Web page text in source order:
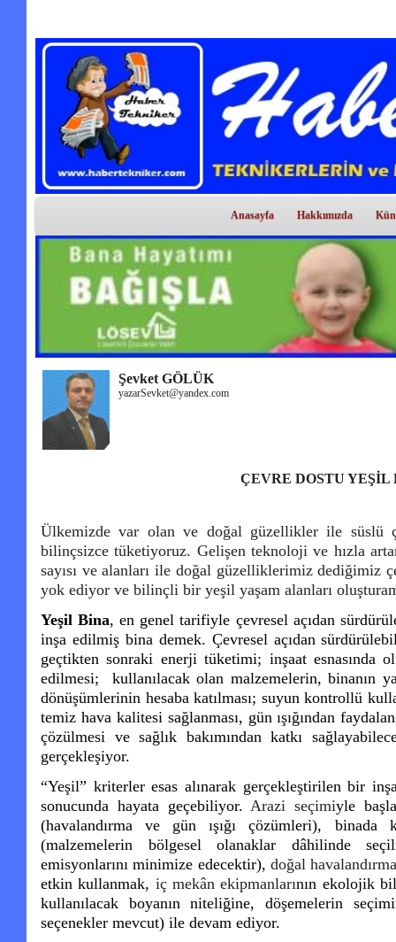
Anasayfa Hakkımızda
Şevket GÖLÜK
yazarSevket@yandex.com
ÇEVRE DOSTU
Ülkemizde var olan ve doğal güzellikler ile süslü
bilinçsizce tüketiyoruz. Gelişen teknoloji ve hızla
sayısı ve alanları ile doğal güzelliklerimiz dediğimiz
yok ediyor ve bilinçli bir yeşil yaşam alanları
Yeşil Bina, en genel tarifiyle çevresel açıdan
inşa edilmiş bina demek. Çevresel açıdan
geçtikten sonraki enerji tüketimi; inşaat esnasında
edilmesi; kullanılacak olan malzemelerin, binanın
dönüşümlerinin hesaba katılması; suyun kontrollü
temiz hava kalitesi sağlanması, gün ışığından
çözülmesi ve sağlık bakımından katkı
gerçekleşiyor.
“Yeşil” kriterler esas alınarak gerçekleştirilen bir
sonucunda hayata geçebiliyor. Arazi seçimiyle
(havalandırma ve gün ışığı çözümleri), binada
(malzemelerin bölgesel olanaklar dâhilinde
emisyonlarını minimize edecektir), doğal havalandırma
etkin kullanmak, iç mekân ekipmanlarının ekolojik
kullanılacak boyanın niteliğine, döşemelerin
seçenekler mevcut) ile devam ediyor.